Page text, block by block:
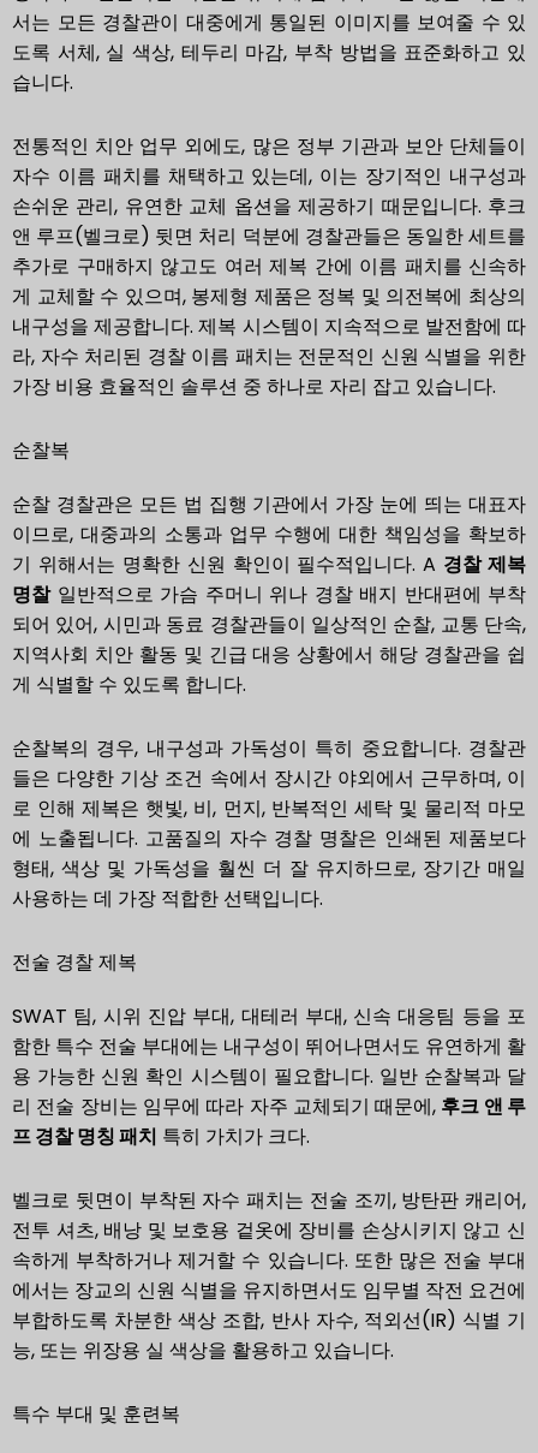
서는 모든 경찰관이 대중에게 통일된 이미지를 보여줄 수 있
도록 서체, 실 색상, 테두리 마감, 부착 방법을 표준화하고 있
습니다.
전통적인 치안 업무 외에도, 많은 정부 기관과 보안 단체들이
자수 이름 패치를 채택하고 있는데, 이는 장기적인 내구성과
손쉬운 관리, 유연한 교체 옵션을 제공하기 때문입니다. 후크
앤 루프(벨크로) 뒷면 처리 덕분에 경찰관들은 동일한 세트를
추가로 구매하지 않고도 여러 제복 간에 이름 패치를 신속하
게 교체할 수 있으며, 봉제형 제품은 정복 및 의전복에 최상의
내구성을 제공합니다. 제복 시스템이 지속적으로 발전함에 따
라, 자수 처리된 경찰 이름 패치는 전문적인 신원 식별을 위한
가장 비용 효율적인 솔루션 중 하나로 자리 잡고 있습니다.
순찰복
순찰 경찰관은 모든 법 집행 기관에서 가장 눈에 띄는 대표자
이므로, 대중과의 소통과 업무 수행에 대한 책임성을 확보하
기 위해서는 명확한 신원 확인이 필수적입니다. A 경찰 제복
명찰일반적으로 가슴 주머니 위나 경찰 배지 반대편에 부착
되어 있어, 시민과 동료 경찰관들이 일상적인 순찰, 교통 단속,
지역사회 치안 활동 및 긴급 대응 상황에서 해당 경찰관을 쉽
게 식별할 수 있도록 합니다.
순찰복의 경우, 내구성과 가독성이 특히 중요합니다. 경찰관
들은 다양한 기상 조건 속에서 장시간 야외에서 근무하며, 이
로 인해 제복은 햇빛, 비, 먼지, 반복적인 세탁 및 물리적 마모
에 노출됩니다. 고품질의 자수 경찰 명찰은 인쇄된 제품보다
형태, 색상 및 가독성을 훨씬 더 잘 유지하므로, 장기간 매일
사용하는 데 가장 적합한 선택입니다.
전술 경찰 제복
SWAT 팀, 시위 진압 부대, 대테러 부대, 신속 대응팀 등을 포
함한 특수 전술 부대에는 내구성이 뛰어나면서도 유연하게 활
용 가능한 신원 확인 시스템이 필요합니다. 일반 순찰복과 달
리 전술 장비는 임무에 따라 자주 교체되기 때문에, 후크 앤 루
프 경찰 명칭 패치 특히 가치가 크다.
벨크로 뒷면이 부착된 자수 패치는 전술 조끼, 방탄판 캐리어,
전투 셔츠, 배낭 및 보호용 겉옷에 장비를 손상시키지 않고 신
속하게 부착하거나 제거할 수 있습니다. 또한 많은 전술 부대
에서는 장교의 신원 식별을 유지하면서도 임무별 작전 요건에
부합하도록 차분한 색상 조합, 반사 자수, 적외선(IR) 식별 기
능, 또는 위장용 실 색상을 활용하고 있습니다.
특수 부대 및 훈련복